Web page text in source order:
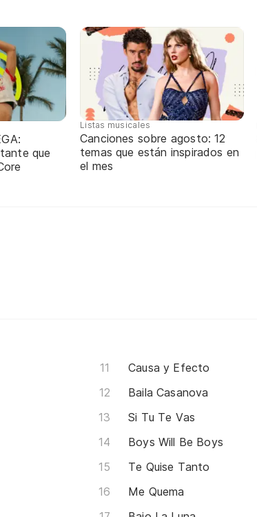
que
Listas musicales
Canciones sobre agosto: 12
temas que están inspirados en
el mes
Causa y Efecto
Baila Casanova
Si Tu Te Vas
Boys Will Be Boys
Te Quise Tanto
Me Quema